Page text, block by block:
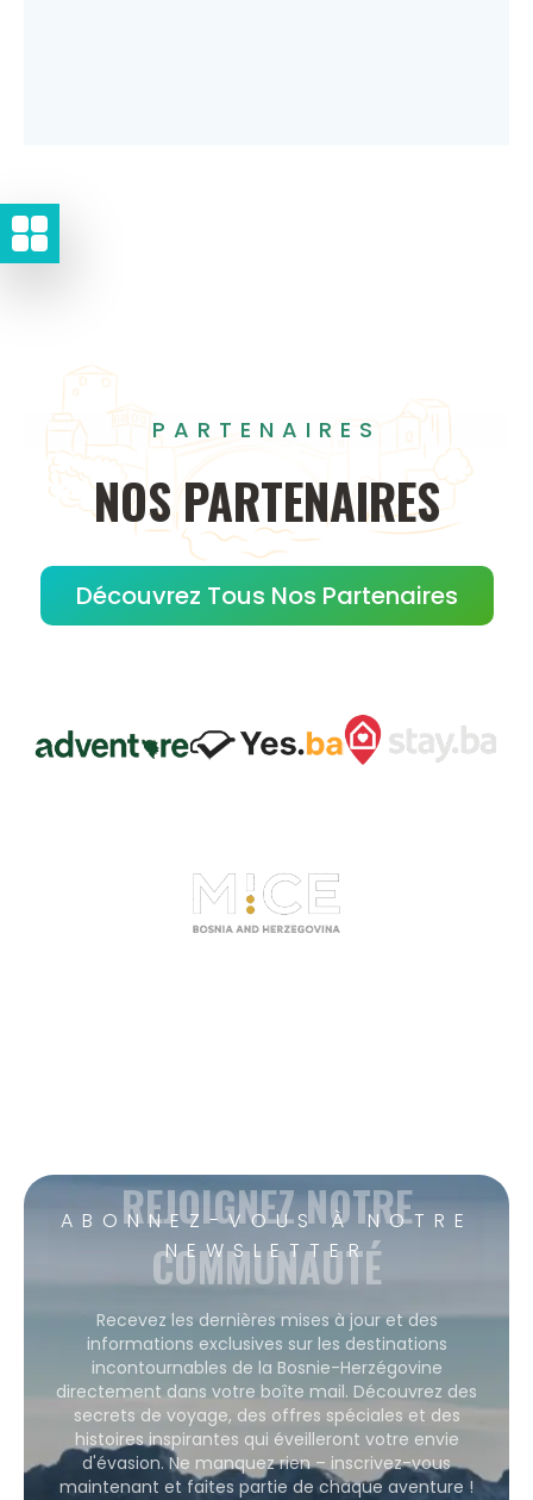
PARTENAIRES
NOS PARTENAIRES
Découvrez Tous Nos Partenaires
ABONNEZ-VOUS À NOTRE
NEWSLETTER
REJOIGNEZ NOTRE
COMMUNAUTÉ
Recevez les dernières mises à jour et des
informations exclusives sur les destinations
incontournables de la Bosnie-Herzégovine
directement dans votre boîte mail. Découvrez des
secrets de voyage, des offres spéciales et des
histoires inspirantes qui éveilleront votre envie
d'évasion. Ne manquez rien – inscrivez-vous
maintenant et faites partie de chaque aventure !